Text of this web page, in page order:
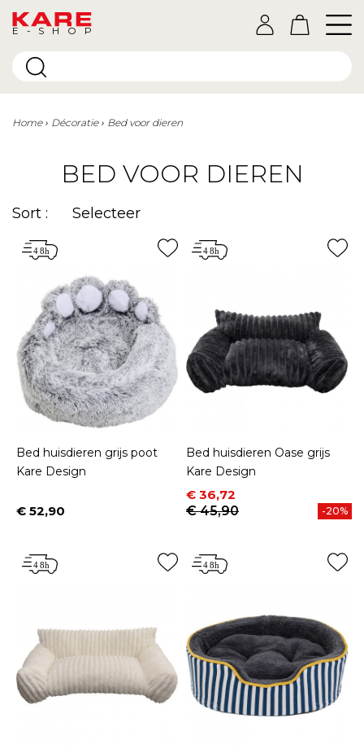
E-SHOP
Home Décoratie Bed voor dieren
BED VOOR DIEREN
Sort : Selecteer
Bed huisdieren grijs poot
Kare Design
Prijs
€ 52,90
Bed huisdieren Oase grijs
Kare Design
Prijs
€ 36,72
Normale prijs
€ 45,90
-20%